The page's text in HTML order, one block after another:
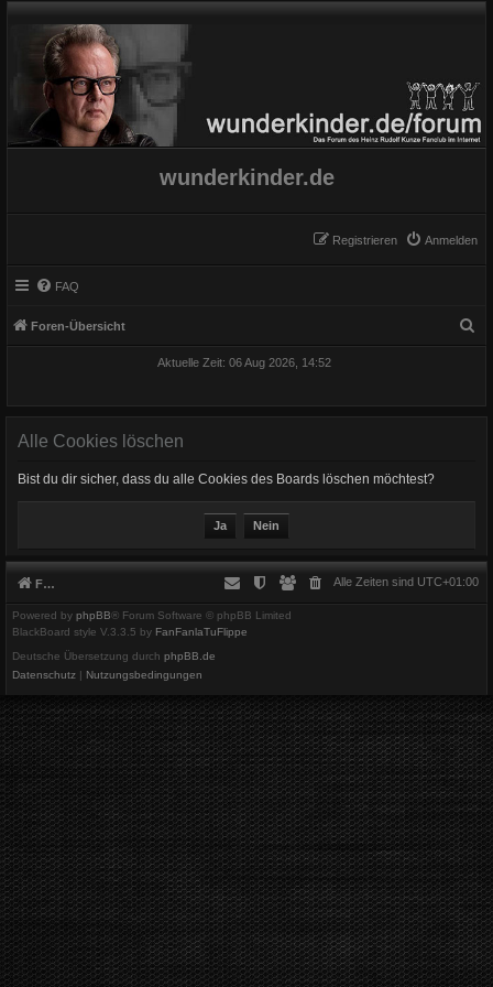
wunderkinder.de
Anmelden
Registrieren
FAQ
Foren-Übersicht
Aktuelle Zeit: 06 Aug 2026, 14:52
Alle Cookies löschen
Bist du dir sicher, dass du alle Cookies des Boards löschen möchtest?
Foren-Übersicht Alle Zeiten sind UTC+01:00
Powered by phpBB® Forum Software © phpBB Limited
BlackBoard style V.3.3.5 by FanFanlaTuFlippe
Deutsche Übersetzung durch phpBB.de
Datenschutz
Nutzungsbedingungen